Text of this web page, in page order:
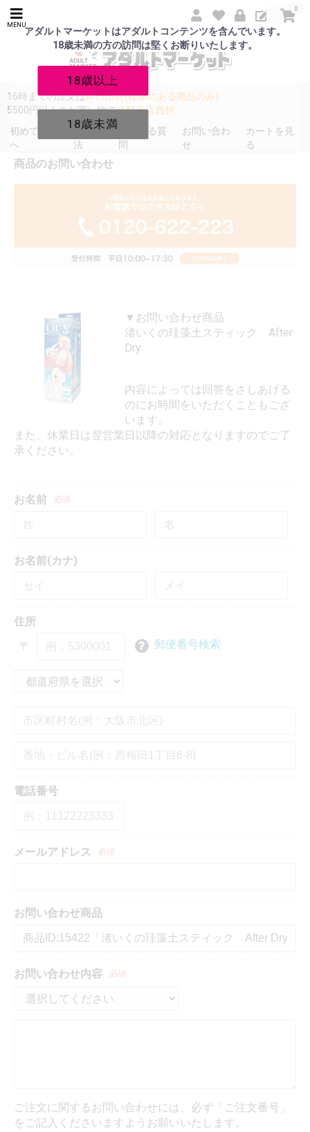
アダルトマーケットはアダルトコンテンツを含んでいます。
18歳未満の方の訪問は堅くお断りいたします。
18歳以上
18歳未満
MENU
0
16時までの注文は即日出荷(在庫のある商品のみ)
5500円以上のお買い物で送料当店負担
初めての方
へ
発送方
法
よくある質
問
お問い合わ
せ
カートを見
る
商品のお問い合わせ
▼お問い合わせ商品
渚いくの珪藻土スティック After
Dry
内容によっては回答をさしあげる
のにお時間をいただくこともござ
います。
また、休業日は翌営業日以降の対応となりますのでご了
承ください。
お名前 必須
お名前(カナ)
住所
〒
郵便番号検索
電話番号
メールアドレス 必須
お問い合わせ商品
お問い合わせ内容 必須
ご注文に関するお問い合わせには、必ず「ご注文番号」
をご記入くださいますようお願いいたします。